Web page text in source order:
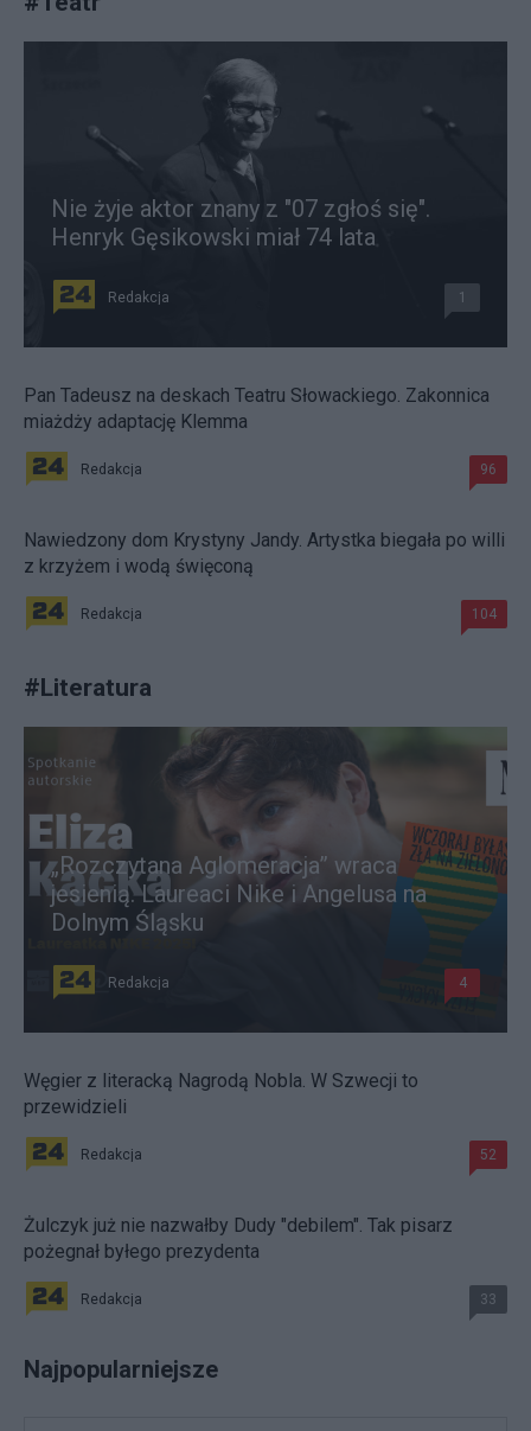
Nie żyje aktor znany z "07 zgłoś się".
Henryk Gęsikowski miał 74 lata
Redakcja 1
Pan Tadeusz na deskach Teatru Słowackiego. Zakonnica
miażdży adaptację Klemma
Redakcja 96
Nawiedzony dom Krystyny Jandy. Artystka biegała po willi
z krzyżem i wodą święconą
Redakcja 104
#Literatura
„Rozczytana Aglomeracja” wraca
jesienią. Laureaci Nike i Angelusa na
Dolnym Śląsku
Redakcja 4
Węgier z literacką Nagrodą Nobla. W Szwecji to
przewidzieli
Redakcja 52
Żulczyk już nie nazwałby Dudy "debilem". Tak pisarz
pożegnał byłego prezydenta
Redakcja 33
Najpopularniejsze